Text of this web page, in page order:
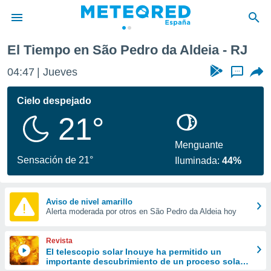
de
por
se
calidad.
a este
las
y
forma
digital
basada
El Tiempo en São Pedro da Aldeia - RJ
04:47 Jueves ...
Cielo despejado
21°
Sensación de 21°
Menguante
Iluminada:44%
Aviso de nivel amarillo
Alerta moderada por otros en São Pedro da Aldeia hoy
Revista
El telescopio solar Inouye ha permitido un
importante descubrimiento de un proceso solar